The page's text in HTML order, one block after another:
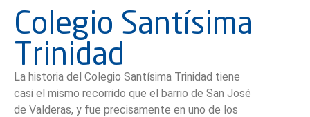
Colegio Santísima
Trinidad
La historia del Colegio Santísima Trinidad tiene
casi el mismo recorrido que el barrio de San José
de Valderas, y fue precisamente en uno de los